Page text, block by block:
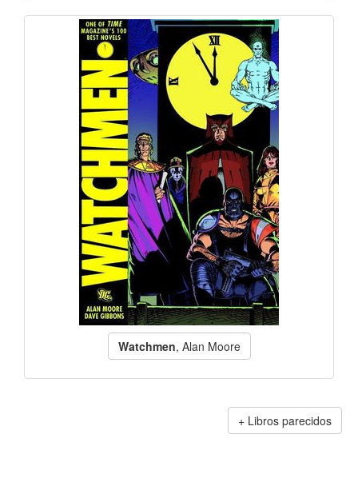
Watchmen, Alan Moore
Libros parecidos